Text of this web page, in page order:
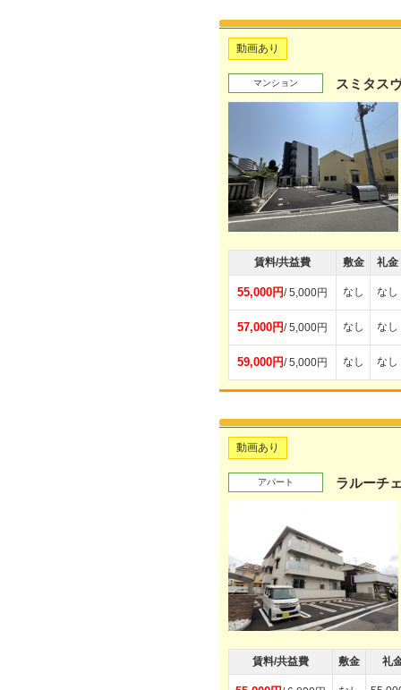
動画あり
マンション スミタス
賃料/共益費 敷金 礼金
55,000円/ 5,000円 なし なし
57,000円/ 5,000円 なし なし
59,000円/ 5,000円 なし なし
動画あり
アパート ラルーチ
賃料/共益費 敷金 礼